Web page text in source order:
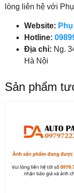
lòng liên hệ với
Website:
Hotline:
Địa chỉ: Ng.
Hà Nội
Sản phẩm